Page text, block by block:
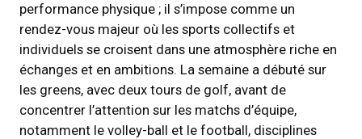
performance physique ; il s’impose comme un
rendez-vous majeur où les sports collectifs et
individuels se croisent dans une atmosphère riche en
échanges et en ambitions. La semaine a débuté sur
les greens, avec deux tours de golf, avant de
concentrer l’attention sur les matchs d’équipe,
notamment le volley-ball et le football, disciplines